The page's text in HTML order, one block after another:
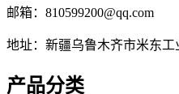
邮箱：810599200@qq.com
地址：新疆乌鲁木齐市米东工
产品分类